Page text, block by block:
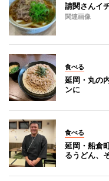
請関さんイ
関連画像
食べる
延岡・丸の
ンに
食べる
延岡・船倉
るうどん、